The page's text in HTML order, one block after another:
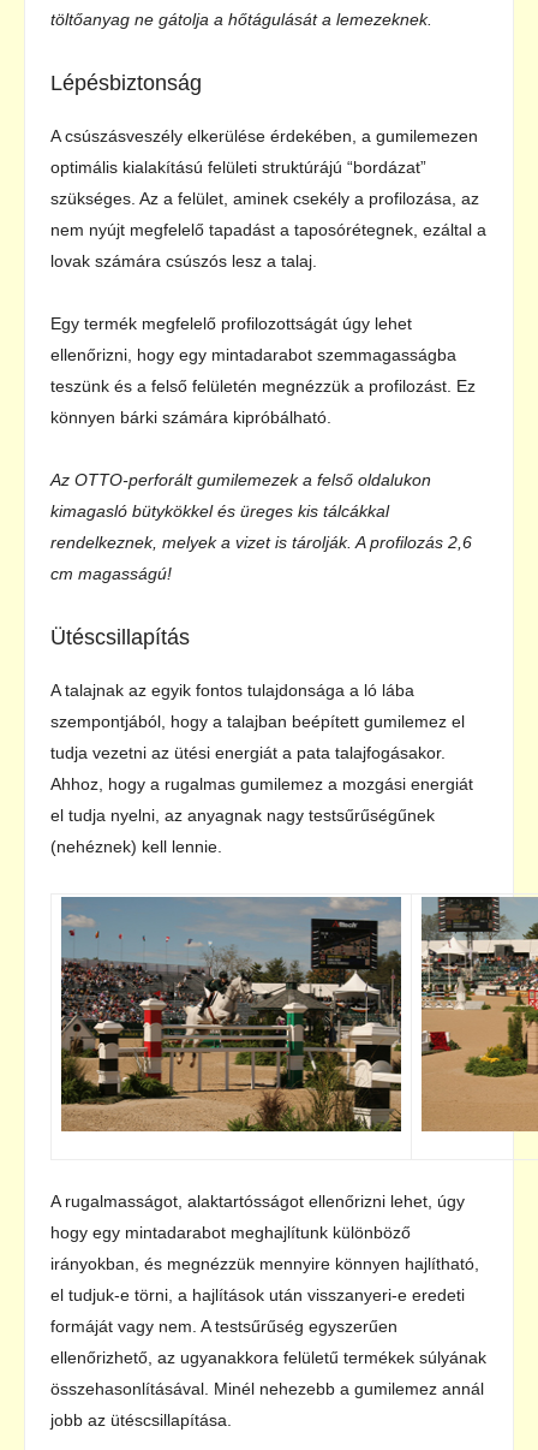
töltőanyag ne gátolja a hőtágulását a lemezeknek.
Lépésbiztonság
A csúszásveszély elkerülése érdekében, a gumilemezen
optimális kialakítású felületi struktúrájú “bordázat”
szükséges. Az a felület, aminek csekély a profilozása, az
nem nyújt megfelelő tapadást a taposórétegnek, ezáltal a
lovak számára csúszós lesz a talaj.
Egy termék megfelelő profilozottságát úgy lehet
ellenőrizni, hogy egy mintadarabot szemmagasságba
teszünk és a felső felületén megnézzük a profilozást. Ez
könnyen bárki számára kipróbálható.
Az OTTO-perforált gumilemezek a felső oldalukon
kimagasló bütykökkel és üreges kis tálcákkal
rendelkeznek, melyek a vizet is tárolják. A profilozás 2,6
cm magasságú!
Ütéscsillapítás
A talajnak az egyik fontos tulajdonsága a ló lába
szempontjából, hogy a talajban beépített gumilemez el
tudja vezetni az ütési energiát a pata talajfogásakor.
Ahhoz, hogy a rugalmas gumilemez a mozgási energiát
el tudja nyelni, az anyagnak nagy testsűrűségűnek
(nehéznek) kell lennie.
A rugalmasságot, alaktartósságot ellenőrizni lehet, úgy
hogy egy mintadarabot meghajlítunk különböző
irányokban, és megnézzük mennyire könnyen hajlítható,
el tudjuk-e törni, a hajlítások után visszanyeri-e eredeti
formáját vagy nem. A testsűrűség egyszerűen
ellenőrizhető, az ugyanakkora felületű termékek súlyának
összehasonlításával. Minél nehezebb a gumilemez annál
jobb az ütéscsillapítása.